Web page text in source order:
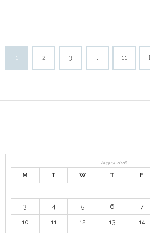
1 2 3 … 11
August 2026
M T W T F
3 4 5 6 7
10 11 12 13 14